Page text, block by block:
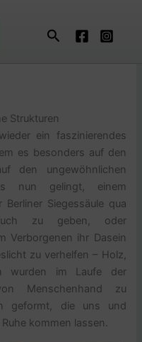
Suchen
Strukturen
ein faszinierendes
es besonders auf den
den ungewöhnlichen
nun gelingt, einem
Siegessäule qua
zu geben, oder
Verborgenen ihr Dasein
zu verhelfen – Holz,
wurden im Laufe der
Menschenhand zu
geformt, die uns und
kommen lassen.